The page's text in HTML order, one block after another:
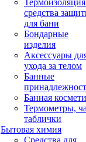
средства
для бани
Бондарные
изделия
Аксеcсуары
ухода за телом
Банные
Банная
Термометры,
таблички
Бытовая химия
Средства для